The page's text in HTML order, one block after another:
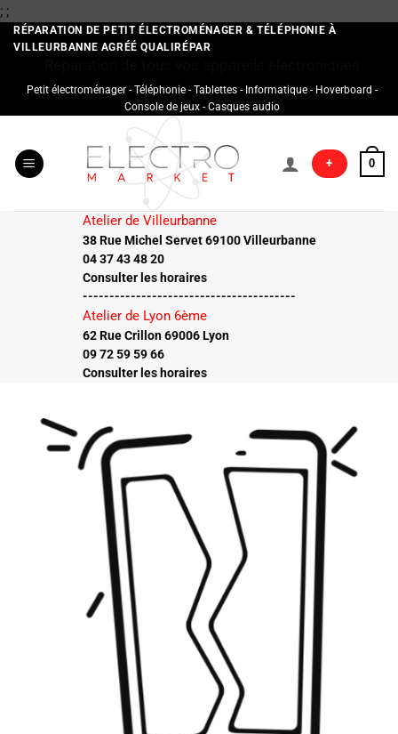
; ;Passer
au
contenu
RÉPARATION DE PETIT ÉLECTROMÉNAGER & TÉLÉPHONIE À
VILLEURBANNE AGRÉÉ QUALIRÉPAR
Petit électroménager - Téléphonie - Tablettes - Informatique - Hoverboard -
Console de jeux - Casques audio
+ 0
Atelier de Villeurbanne
38 Rue Michel Servet 69100 Villeurbanne
04 37 43 48 20
Consulter les horaires
----------------------------------------
Atelier de Lyon 6ème
62 Rue Crillon 69006 Lyon
09 72 59 59 66
Consulter les horaires